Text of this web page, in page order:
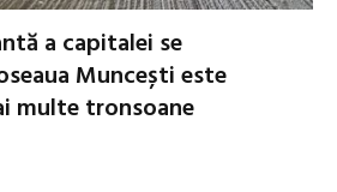
a capitalei se
Muncești este
multe tronsoane